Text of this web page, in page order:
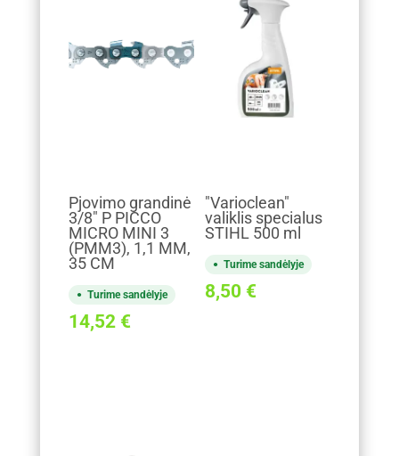
Pjovimo grandinė
3/8" P PICCO
MICRO MINI 3
(PMM3), 1,1 MM,
35 CM
Turime sandėlyje
14,52 €
"Varioclean"
valiklis specialus
STIHL 500 ml
Turime sandėlyje
8,50 €